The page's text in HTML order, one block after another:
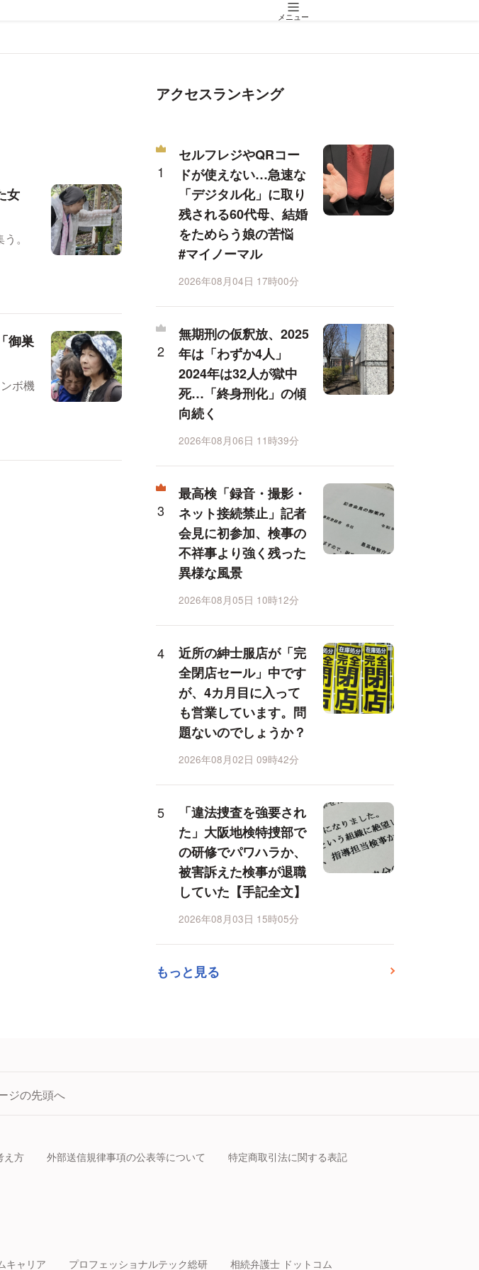
メニュー
女
。
御巣
ボ機
アクセスランキング
セルフレジやQRコー
ドが使えない…急速な
「デジタル化」に取り
残される60代母、結婚
をためらう娘の苦悩
#マイノーマル
2026年08月04日 17時00分
無期刑の仮釈放、2025
年は「わずか4人」
2024年は32人が獄中
死…「終身刑化」の傾
向続く
2026年08月06日 11時39分
最高検「録音・撮影・
ネット接続禁止」記者
会見に初参加、検事の
不祥事より強く残った
異様な風景
2026年08月05日 10時12分
近所の紳士服店が「完
全閉店セール」中です
が、4カ月目に入って
も営業しています。問
題ないのでしょうか？
2026年08月02日 09時42分
「違法捜査を強要され
た」大阪地検特捜部で
の研修でパワハラか、
被害訴えた検事が退職
していた【手記全文】
2026年08月03日 15時05分
もっと見る
ジの先頭へ
え方 外部送信規律事項の公表等について
特定商取引法に関する表記
キャリア プロフェッショナルテック総研 相続弁護士 ドットコム